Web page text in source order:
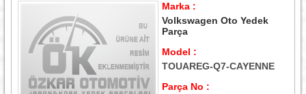
Marka :
Volkswagen Oto Yedek
Parça
Model :
TOUAREG-Q7-CAYENNE
Parça No :